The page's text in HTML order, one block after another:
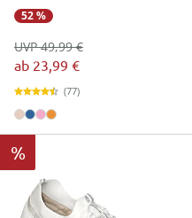
52 %
ab 23,99 €
UVP 49,99 €
(77)
%